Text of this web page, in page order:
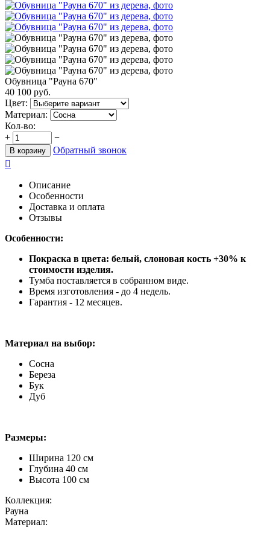
Обувница "Рауна 670"
40 100 руб.
Цвет:
Материал:
Кол-во:
+
−
В корзину
Обратный звонок

Описание
Особенности
Доставка и оплата
Отзывы
Особенности:
Покраска в цвета: белый, слоновая кость +30% к
стоимости изделия.
Тумба поставляется в собранном виде.
Время изготовления - до 4 недель.
Гарантия - 12 месяцев.
Материал на выбор:
Сосна
Береза
Бук
Дуб
Размеры:
Ширина 120 см
Глубина 40 см
Высота 100 см
Коллекция:
Рауна
Материал: